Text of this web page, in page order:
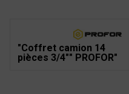
"Coffret camion 14
pièces 3/4"" PROFOR"